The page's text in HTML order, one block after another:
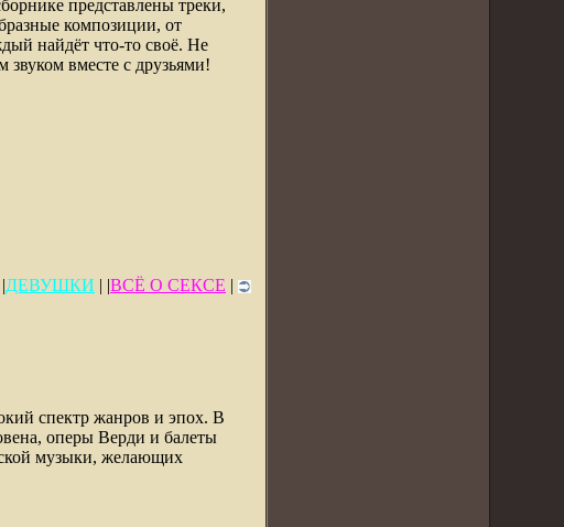
представлены треки,
композиции, от
найдёт что-то своё. Не
звуком вместе с друзьями!
ДЕВУШКИ | |ВСЁ О СЕКСЕ |
спектр жанров и эпох. В
оперы Верди и балеты
музыки, желающих